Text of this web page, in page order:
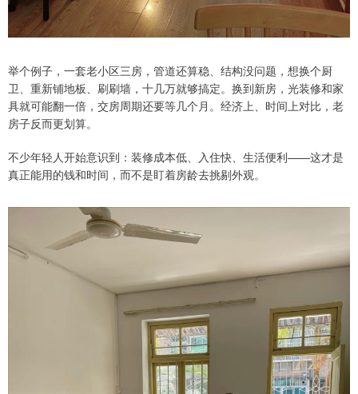
举个例子，一套老小区三房，管道还算稳、结构没问题，想换个厨
卫、重新铺地板、刷刷墙，十几万就够搞定。换到新房，光装修和家
具就可能翻一倍，交房周期还要等几个月。经济上、时间上对比，老
房子反而更划算。
不少年轻人开始意识到：装修成本低、入住快、生活便利——这才是
真正能用的钱和时间，而不是盯着房龄去挑剔外观。